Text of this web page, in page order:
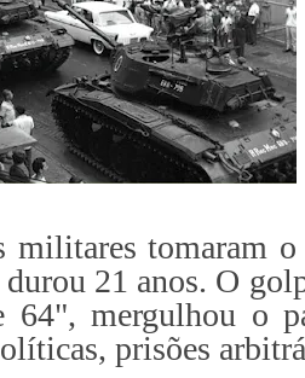
militares tomaram
21 anos. O
64", mergulhou o
prisões